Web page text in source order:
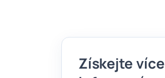
Získejte více